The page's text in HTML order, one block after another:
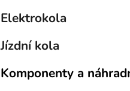
Elektrokola
Jízdní kola
Komponenty a